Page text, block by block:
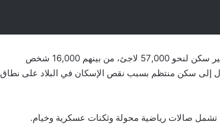
يشمل الجهد الحالي لوكالة استقبال وتوطين اللاجئين توفير سكن لنحو 57,000 لاجئ، من بينهم 16,000 شخص
إلى سكن منتظم بسبب نقص الإسكان في البلاد على نطاق